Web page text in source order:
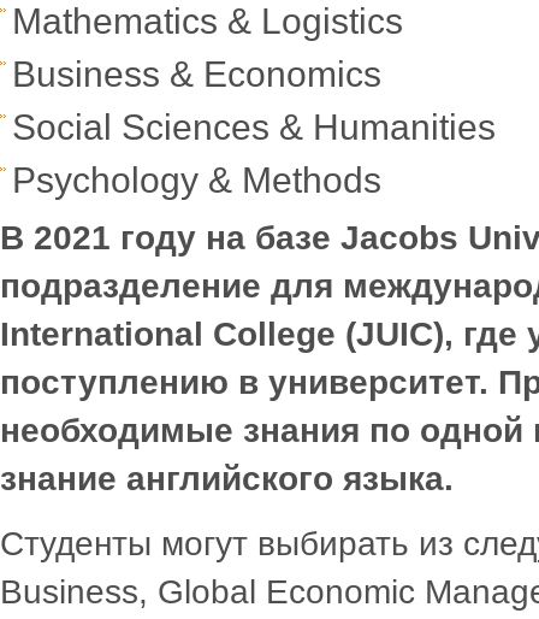
Mathematics & Logistics
Business & Economics
Social Sciences & Humanities
Psychology & Methods
В 2021 году на базе Jacobs
подразделение для
International College (JUIC), где
поступлению в университет.
необходимые знания по одной
знание английского языка.
Студенты могут выбирать из
Business, Global Economic